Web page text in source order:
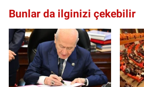
Bunlar da ilginizi çekebilir